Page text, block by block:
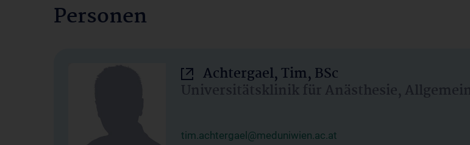
Personen
Achtergael, Tim, BSc
Universitätsklinik für Anästhesie,
tim.achtergael@meduniwien.ac.at